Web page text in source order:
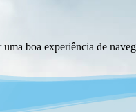
boa experiência de